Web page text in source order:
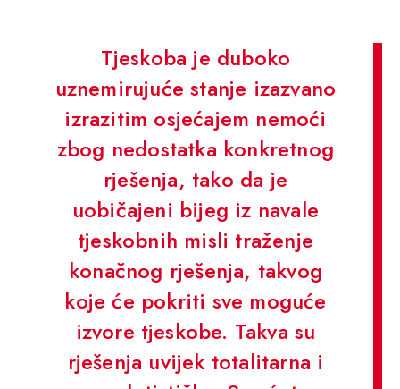
Tjeskoba je duboko
uznemirujuće stanje izazvano
izrazitim osjećajem nemoći
zbog nedostatka konkretnog
rješenja, tako da je
uobičajeni bijeg iz navale
tjeskobnih misli traženje
konačnog rješenja, takvog
koje će pokriti sve moguće
izvore tjeskobe. Takva su
rješenja uvijek totalitarna i